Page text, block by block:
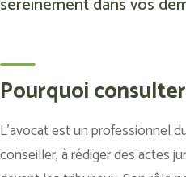
Pourquoi
L’avocat est un professionnel
conseiller, à rédiger des actes